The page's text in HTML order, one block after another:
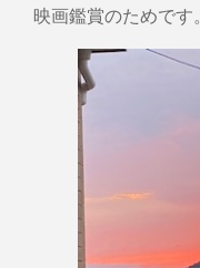
映画鑑賞のためです。